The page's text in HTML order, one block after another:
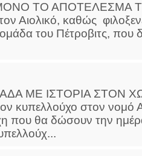
ΤΟ ΑΠΟΤΕΛΕΣΜΑ
Αιολικό, καθώς
του Πέτροβιτς,
ΜΕ ΙΣΤΟΡΙΑ ΣΤΟΝ ΧΩΡΟ
κυπελλούχο στον
που θα δώσουν την